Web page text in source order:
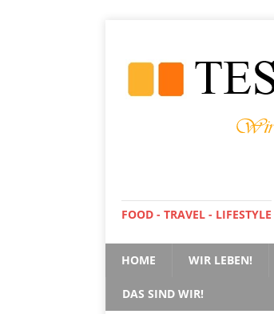
FOOD - TRAVEL - LIFESTYLE
HOME WIR LEBEN!
DAS SIND WIR!